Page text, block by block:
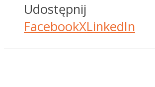
Udostępnij
FacebookXLinkedIn